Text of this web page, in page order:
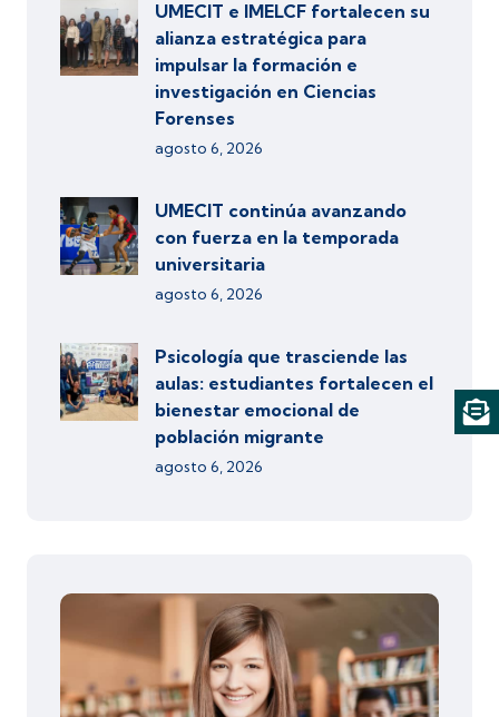
UMECIT e IMELCF fortalecen su
alianza estratégica para
impulsar la formación e
investigación en Ciencias
Forenses
agosto 6, 2026
UMECIT continúa avanzando
con fuerza en la temporada
universitaria
agosto 6, 2026
Psicología que trasciende las
aulas: estudiantes fortalecen el
bienestar emocional de
población migrante
agosto 6, 2026